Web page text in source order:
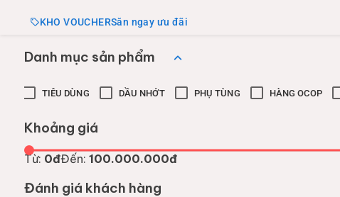
KHO VOUCHERSăn ngay ưu đãi
Danh mục sản phẩm
TIÊU DÙNG DẦU NHỚT PHỤ TÙNG HÀNG OCOP
Khoảng giá
Từ: 0đĐến: 100.000.000đ
Đánh giá khách hàng